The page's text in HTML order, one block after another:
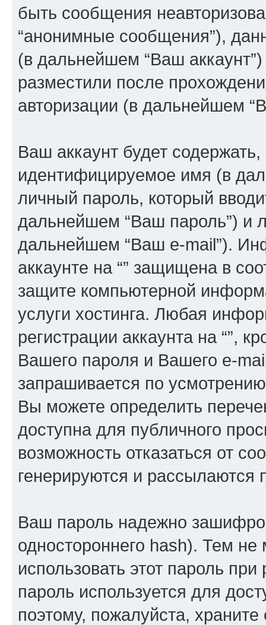
быть сообщения
“анонимные сообщения”),
(в дальнейшем “Ваш
разместили после
авторизации (в дальнейшем
Ваш аккаунт будет
идентифицируемое имя (в
личный пароль, который
дальнейшем “Ваш пароль”) и
дальнейшем “Ваш e-mail”).
аккаунте на “” защищена в
защите компьютерной
услуги хостинга. Любая
регистрации аккаунта на “”,
Вашего пароля и Вашего e-
запрашивается по
Вы можете определить
доступна для публичного
возможность отказаться от
генерируются и
Ваш пароль надежно
одностороннего hash). Тем
использовать этот пароль
пароль используется для
поэтому, пожалуйста, храните